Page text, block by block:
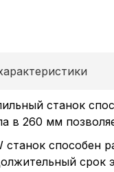
станок
в 260 мм
срок